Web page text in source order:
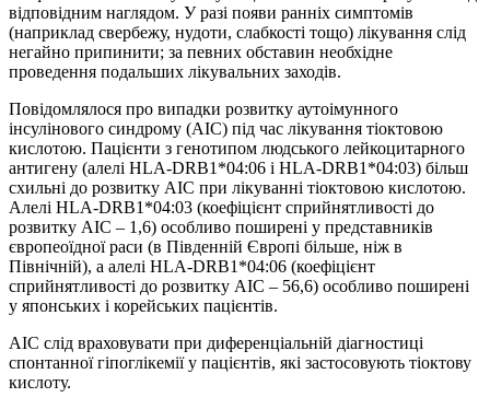
відповідним наглядом. У разі появи ранніх симптомів
(наприклад свербежу, нудоти, слабкості тощо) лікування слід
негайно припинити; за певних обставин необхідне
проведення подальших лікувальних заходів.
Повідомлялося про випадки розвитку аутоімунного
інсулінового синдрому (АІС) під час лікування тіоктовою
кислотою. Пацієнти з генотипом людського лейкоцитарного
антигену (алелі HLA-DRB1*04:06 і HLA-DRB1*04:03) більш
схильні до розвитку АІС при лікуванні тіоктовою кислотою.
Алелі HLA-DRB1*04:03 (коефіцієнт сприйнятливості до
розвитку АІС – 1,6) особливо поширені у представників
європеоїдної раси (в Південній Європі більше, ніж в
Північній), а алелі HLA-DRB1*04:06 (коефіцієнт
сприйнятливості до розвитку АІС – 56,6) особливо поширені
у японських і корейських пацієнтів.
АІС слід враховувати при диференціальній діагностиці
спонтанної гіпоглікемії у пацієнтів, які застосовують тіоктову
кислоту.